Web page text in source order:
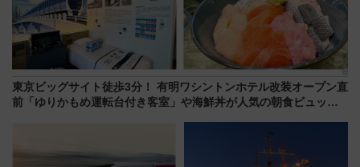
東京ビッグサイト徒歩3分！ 有明ワシントンホテル改装オープン直
前「ゆりかもめ運転台付き客室」や海鮮丼が人気の朝食ビュッフ